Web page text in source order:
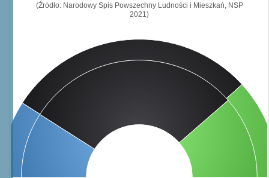
(Źródło: Narodowy Spis Powszechny Ludności i Mieszkań, NSP
2021)